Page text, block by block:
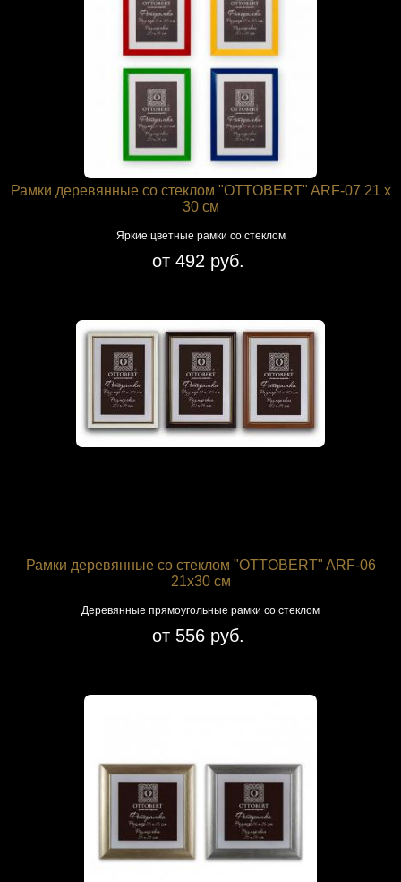
Рамки деревянные со стеклом "OTTOBERT" ARF-07 21 x
30 см
Яркие цветные рамки со стеклом
от 492 руб.
Рамки деревянные со стеклом "OTTOBERT" ARF-06
21х30 см
Деревянные прямоугольные рамки со стеклом
от 556 руб.